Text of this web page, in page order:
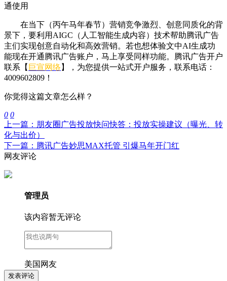
通使用
在当下（丙午马年春节）营销竞争激烈、创意同质化的背
景下，要利用AIGC（人工智能生成内容）技术帮助腾讯广告
主们实现创意自动化和高效营销。若也想体验文中AI生成功
能现在开通腾讯广告账户，马上享受同样功能。腾讯广告开户
联系【 巨宣网络】，为您提供一站式开户服务，联系电话：
4009602809！
你觉得这篇文章怎么样？
0 0
上一篇：朋友圈广告投放快问快答：投放实操建议（曝光、转
化与出价）
下一篇：腾讯广告妙思MAX托管 引爆马年开门红
网友评论
管理员
该内容暂无评论
美国网友